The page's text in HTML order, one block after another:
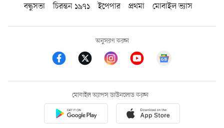
বন্ধুসভা
চিরন্তন ১৯৭১ ইপেপার প্রথমা মোবাইল ভ্যাস
অনুসরণ করুন
মোবাইল অ্যাপস ডাউনলোড করুন